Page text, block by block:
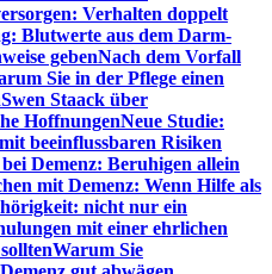
Verhalten doppelt
Blutwerte aus dem Darm-
gebenNach dem Vorfall
Sie in der Pflege einen
Swen Staack über
HoffnungenNeue Studie:
beeinflussbaren Risiken
Demenz: Beruhigen allein
mit Demenz: Wenn Hilfe als
nicht nur ein
mit einer ehrlichen
Warum Sie